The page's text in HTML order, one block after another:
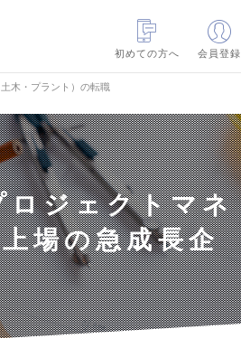
初めての方へ
会員登録
木・プラント）の転職
ロジェクトマネ
場の急成長企